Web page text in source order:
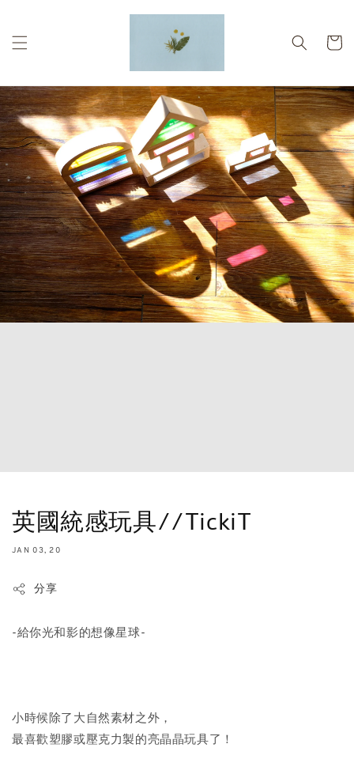
英國統感玩具//TickiT
JAN 03, 20
分享
-給你光和影的想像星球-
小時候除了大自然素材之外，
最喜歡塑膠或壓克力製的亮晶晶玩具了！